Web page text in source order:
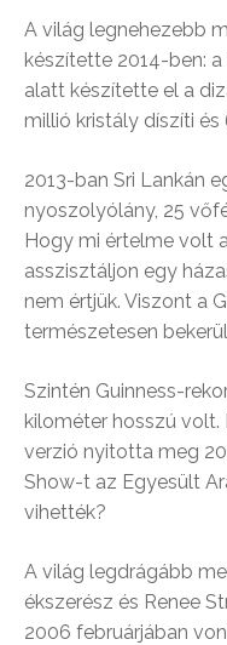
A világ legnehezebb
készítette 2014-ben:
alatt készítette el a
millió kristály díszíti
2013-ban Sri Lankán
nyoszolyólány, 25
Hogy mi értelme volt
asszisztáljon egy
nem értjük. Viszont a
természetesen
Szintén Guinness-
kilométer hosszú
verzió nyitotta meg
Show-t az Egyesült
vihették?
A világ legdrágább
ékszerész és Renee
2006 februárjában